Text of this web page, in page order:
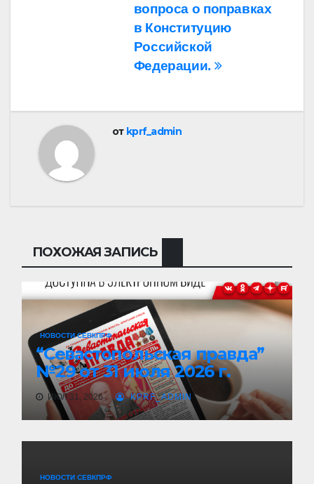
вопроса о поправках
в Конституцию
Российской
Федерации.
от kprf_admin
ПОХОЖАЯ ЗАПИСЬ
НОВОСТИ СЕВКПРФ
“Севастопольская правда”
№29 от 31 июля 2026 г.
ИЮЛ 31, 2026 KPRF_ADMIN
НОВОСТИ СЕВКПРФ